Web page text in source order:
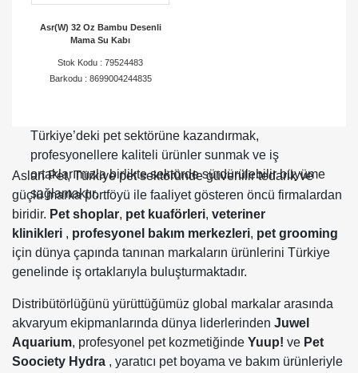
standartları, güvenilir içerikleri ve yenilikçi ürünleriyle
öne çıkmaktadır. Türkiye genelinde güçlü dağıtım
ağımız ve B2B satış altyapımız sayesinde iş
ortaklarımızın ihtiyaç duyduğu ürünleri hızlı ve güvenilir
şekilde ulaştırıyoruz.
Türkiye’deki pet sektörüne kazandırmak,
profesyonellere kaliteli ürünler sunmak ve iş
ortaklarımızla birlikte sektörde sürdürülebilir büyüme
sağlamaktır.
Asr(W) 32 Oz Bambu Desenli
Mama Su Kabı
Stok Kodu : 79524483
Barkodu : 8699004244835
Aslan Pet, Türkiye pet sektöründe güvenilir tedarik ve
güçlü marka portföyü ile faaliyet gösteren öncü firmalardan
biridir. Pet shoplar, pet kuaförleri, veteriner
klinikleri , profesyonel bakım merkezleri, pet grooming
için dünya çapında tanınan markaların ürünlerini Türkiye
genelinde iş ortaklarıyla buluşturmaktadır.
Distribütörlüğünü yürüttüğümüz global markalar arasında
akvaryum ekipmanlarında dünya liderlerinden Juwel
Aquarium, profesyonel pet kozmetiğinde Yuup! ve Pet
Soociety Hydra , yaratıcı pet boyama ve bakım ürünleriyle